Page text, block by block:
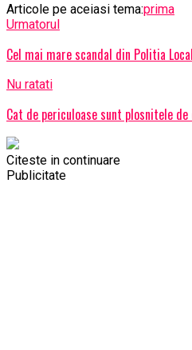
Articole pe aceiasi tema:prima
Urmatorul
Cel mai mare scandal din Politia
Nu ratati
Cat de periculoase sunt plosnitele de
Citeste in continuare
Publicitate